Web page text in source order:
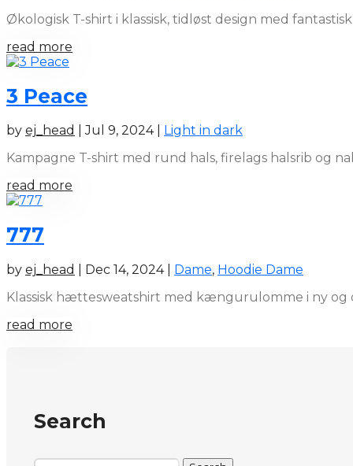
Økologisk T-shirt i klassisk, tidløst design med
read more
3 Peace
by ej_head |Jul 9, 2024|
Light in dark
Kampagne T-shirt med rund hals, firelags halsrib og
read more
777
by ej_head Dec 14, 2024| Dame, Hoodie Dame
Klassisk hættesweatshirt med kængurulomme i ny
read more
Search